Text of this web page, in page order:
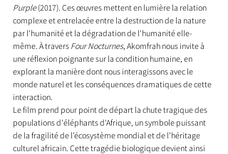
Purple (2017). Ces œuvres mettent en lumière la relation
complexe et entrelacée entre la destruction de la nature
par l'humanité et la dégradation de l'humanité elle-
même. À travers Four Nocturnes, Akomfrah nous invite à
une réflexion poignante sur la condition humaine, en
explorant la manière dont nous interagissons avec le
monde naturel et les conséquences dramatiques de cette
interaction.
Le film prend pour point de départ la chute tragique des
populations d'éléphants d'Afrique, un symbole puissant
de la fragilité de l’écosystème mondial et de l’héritage
culturel africain. Cette tragédie biologique devient ainsi